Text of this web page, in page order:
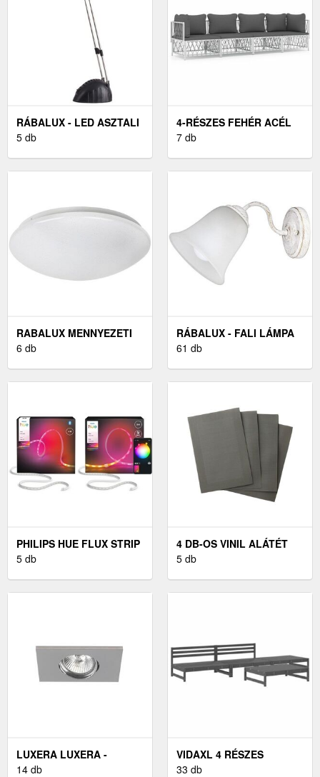
RÁBALUX - LED ASZTALI
LÁMPA 1XLED/5W/230V
5 db
4-RÉSZES FEHÉR ACÉL
KERTI ÜLŐGARNITÚRA
7 db
RABALUX MENNYEZETI
LED LÁMPA, LED/24
6 db
RÁBALUX - FALI LÁMPA
1XE27/40W/230V
61 db
PHILIPS HUE FLUX STRIP
LIGHT 4 M
5 db
4 DB-OS VINIL ALÁTÉT
KÉSZLET
5 db
LUXERA LUXERA -
BEÉPÍTHETŐ LÁMPA
14 db
VIDAXL 4 RÉSZES
SZÜRKE TÖMÖR
33 db